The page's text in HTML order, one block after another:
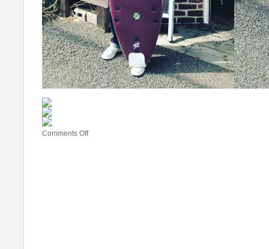
Comments Off